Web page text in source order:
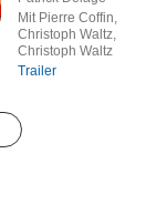
Mit Pierre Coffin,
Christoph Waltz,
Christoph Waltz
Trailer